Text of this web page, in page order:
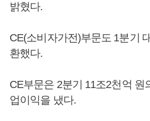
밝혔다.
CE(소비자가전)부문도 1분기
환했다.
CE부문은 2분기 11조2천억 원
업이익을 냈다.